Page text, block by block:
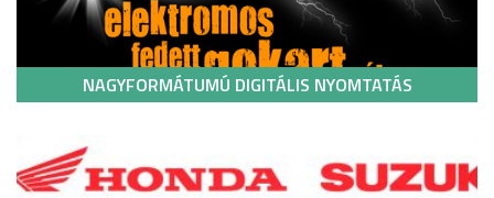
NAGYFORMÁTUMÚ DIGITÁLIS NYOMTATÁS